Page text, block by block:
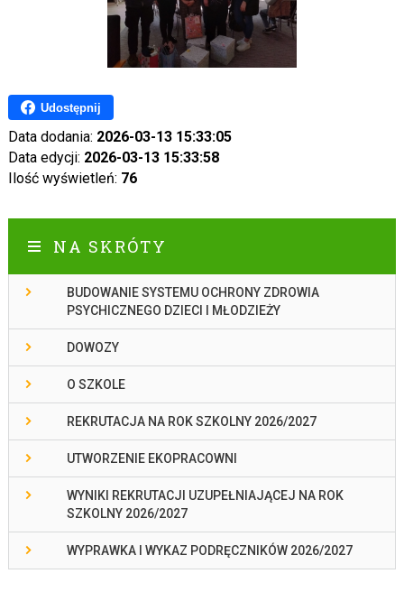
Udostępnij
Data dodania: 2026-03-13 15:33:05
Data edycji: 2026-03-13 15:33:58
Ilość wyświetleń: 76
NA SKRÓTY
BUDOWANIE SYSTEMU OCHRONY ZDROWIA
PSYCHICZNEGO DZIECI I MŁODZIEŻY
DOWOZY
O SZKOLE
REKRUTACJA NA ROK SZKOLNY 2026/2027
UTWORZENIE EKOPRACOWNI
WYNIKI REKRUTACJI UZUPEŁNIAJĄCEJ NA ROK
SZKOLNY 2026/2027
WYPRAWKA I WYKAZ PODRĘCZNIKÓW 2026/2027